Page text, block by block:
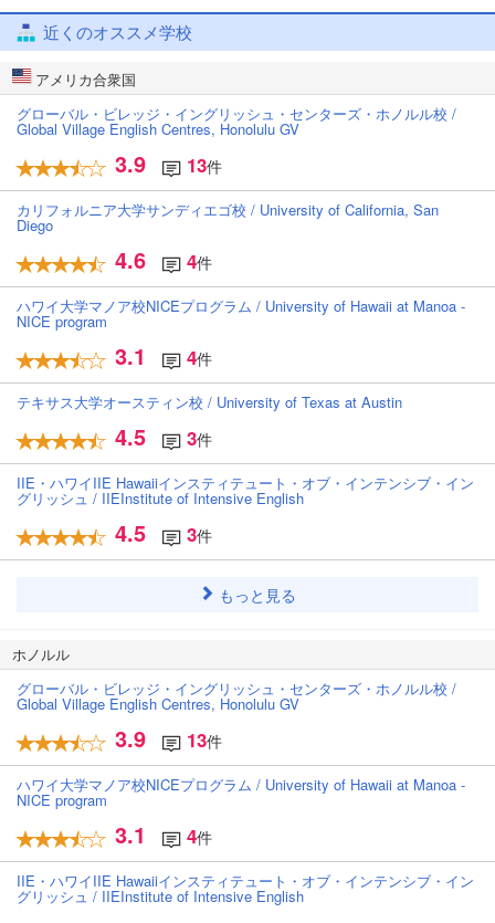
近くのオススメ学校
アメリカ合衆国
グローバル・ビレッジ・イングリッシュ・センターズ・ホノルル校 /
Global Village English Centres, Honolulu GV
3.9 13件
カリフォルニア大学サンディエゴ校 / University of California, San
Diego
4.6 4件
ハワイ大学マノア校NICEプログラム / University of Hawaii at Manoa -
NICE program
3.1 4件
テキサス大学オースティン校 / University of Texas at Austin
4.5 3件
IIE・ハワイIIE Hawaiiインスティテュート・オブ・インテンシブ・イン
グリッシュ / IIEInstitute of Intensive English
4.5 3件
もっと見る
ホノルル
グローバル・ビレッジ・イングリッシュ・センターズ・ホノルル校 /
Global Village English Centres, Honolulu GV
3.9 13件
ハワイ大学マノア校NICEプログラム / University of Hawaii at Manoa -
NICE program
3.1 4件
IIE・ハワイIIE Hawaiiインスティテュート・オブ・インテンシブ・イン
グリッシュ / IIEInstitute of Intensive English